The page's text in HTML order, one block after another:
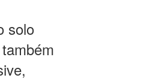
solo